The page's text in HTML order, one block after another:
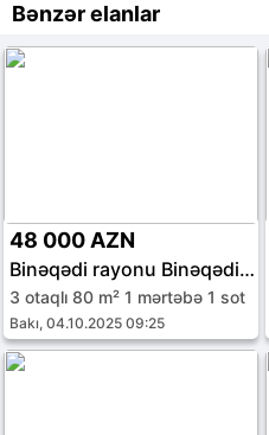
Bənzər elanlar
48 000 AZN
Binəqədi rayonu Binəqədi qəs.
3 otaqlı 80 m² 1 mərtəbə 1 sot
Bakı, 04.10.2025 09:25